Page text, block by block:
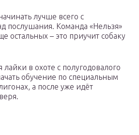
лучше всего с
послушания. Команда «Нельзя»
остальных – это приучит собаку
лайки в охоте с полугодовалого
обучение по специальным
а после уже идёт